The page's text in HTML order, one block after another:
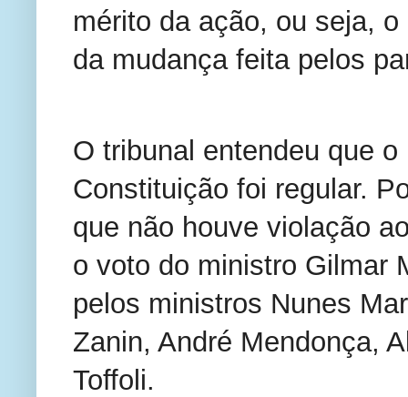
mérito da ação, ou seja,
da mudança feita pelos
O tribunal entendeu que
Constituição foi regular.
que não houve violação
o voto do ministro Gilmar
pelos ministros Nunes
Zanin, André Mendonça,
Toffoli.